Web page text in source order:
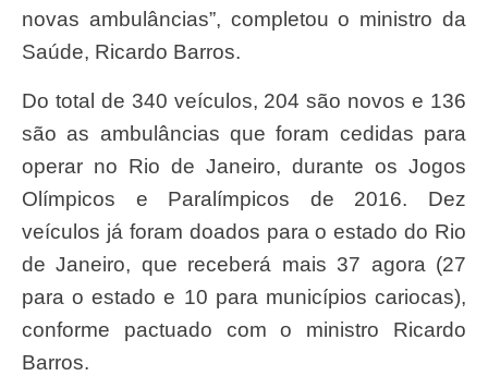
novas ambulâncias”, completou o ministro da
Saúde, Ricardo Barros.
Do total de 340 veículos, 204 são novos e 136
são as ambulâncias que foram cedidas para
operar no Rio de Janeiro, durante os Jogos
Olímpicos e Paralímpicos de 2016. Dez
veículos já foram doados para o estado do Rio
de Janeiro, que receberá mais 37 agora (27
para o estado e 10 para municípios cariocas),
conforme pactuado com o ministro Ricardo
Barros.